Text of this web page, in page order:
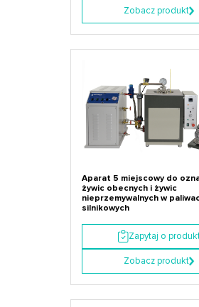
Zobacz produkt
Aparat 5 miejscowy do
żywic obecnych i żywic
nieprzemywalnych w
silnikowych
Zapytaj o
Zobacz produkt